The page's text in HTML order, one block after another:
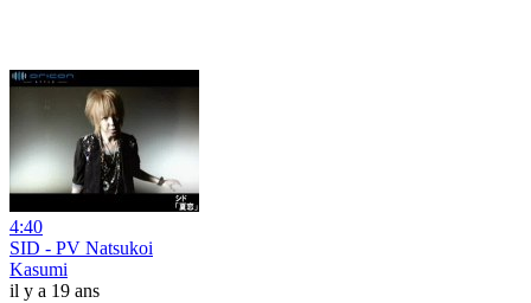
4:40
SID - PV Natsukoi
Kasumi
il y a 19 ans